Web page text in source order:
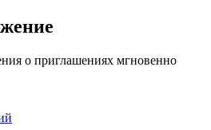
о приглашениях мгновенно